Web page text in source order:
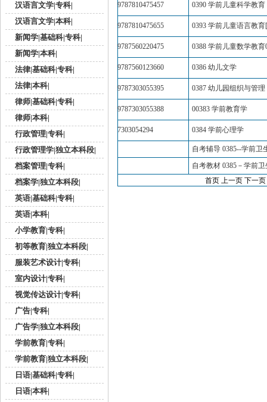
汉语言文学|专科|
汉语言文学|本科|
新闻学|基础科|专科|
新闻学|本科|
法律|基础科|专科|
法律|本科|
律师|基础科|专科|
律师|本科|
行政管理|专科|
行政管理学|独立本科段|
档案管理|专科|
档案学|独立本科段|
英语|基础科|专科|
英语|本科|
小学教育|专科|
初等教育|独立本科段|
服装艺术设计|专科|
室内设计|专科|
视觉传达设计|专科|
广告|专科|
广告学|独立本科段|
学前教育|专科|
学前教育|独立本科段|
日语|基础科|专科|
日语|本科|
9787810475457 0390 学前儿童科学教育
9787810475655 0393 学前儿童语言教
9787560220475 0388 学前儿童数学教育
9787560123660 0386 幼儿文学
9787303055395 0387 幼儿园组织与管理
9787303055388 00383 学前教育学
7303054294 0384 学前心理学
自考辅导 0385--学前卫
自考教材 0385－学前
首页 上一页 下一